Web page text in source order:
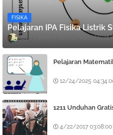
FISIKA
Pelajaran IPA Fisika Listrik
Denny Febiana Nurhidayat
Pelajaran
12/24/2025
1211 Unduhan
4/22/2017 03:08:00